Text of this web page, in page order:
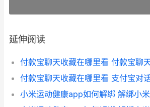
延伸阅读
付款宝聊天收藏在哪里看 付款宝聊